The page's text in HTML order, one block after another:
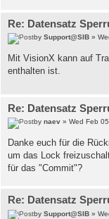
Re: Datensatz
by Support@SIB »
Mit VisionX kann auf
enthalten ist.
Re: Datensatz
by naev » Wed Feb
Danke euch für die
um das Lock
für das "Commit"?
Re: Datensatz
by Support@SIB »